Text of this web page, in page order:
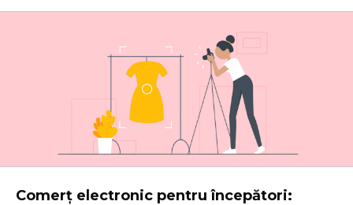
Comerț electronic pentru începători: